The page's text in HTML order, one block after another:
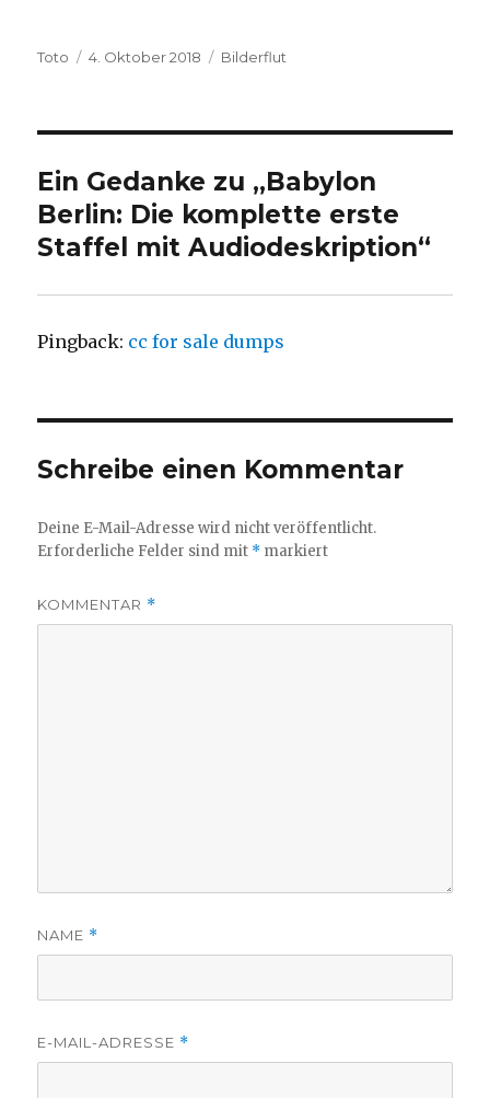
Autor
Toto
Veröffentlicht
4. Oktober 2018 Kategorien
Bilderflut
Ein Gedanke zu „Babylon
Berlin: Die komplette erste
Staffel mit Audiodeskription“
Pingback: cc for sale dumps
Schreibe einen Kommentar
Deine E-Mail-Adresse wird nicht veröffentlicht.
Erforderliche Felder sind mit * markiert
KOMMENTAR *
NAME *
E-MAIL-ADRESSE *